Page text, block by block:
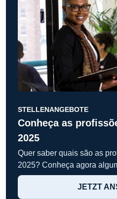
STELLENANGEBOTE
Conheça as
2025
Quer saber quais são as
2025? Conheça agora
JETZT